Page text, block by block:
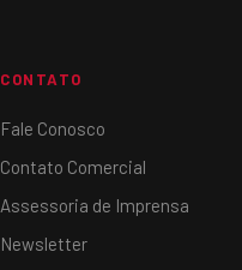
CONTATO
Fale Conosco
Contato Comercial
Assessoria de Imprensa
Newsletter